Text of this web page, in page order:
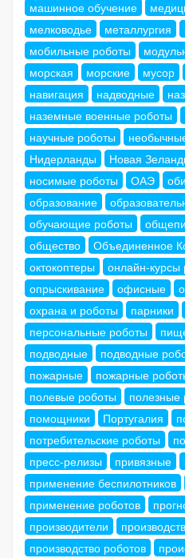
машинное обучение
мелководье
металлургия
мобильные роботы
морская
морские мусор
навигация
надводные
наземные военные роботы
научные роботы
Нидерланды
Новая
носимые роботы
ОАЭ
образование
обучающие роботы
общество
Объединенное
октокоптеры
онлайн-курсы
опрыскивание
офисные
охрана и роботы
парники
персональные роботы
подводные
подводные
пожарные
пожарные
полевые роботы
полезные
помощники
Португалия
потребительские роботы
пресс-релизы
привязные
применение беспилотников
применение роботов
производители
производство роботов